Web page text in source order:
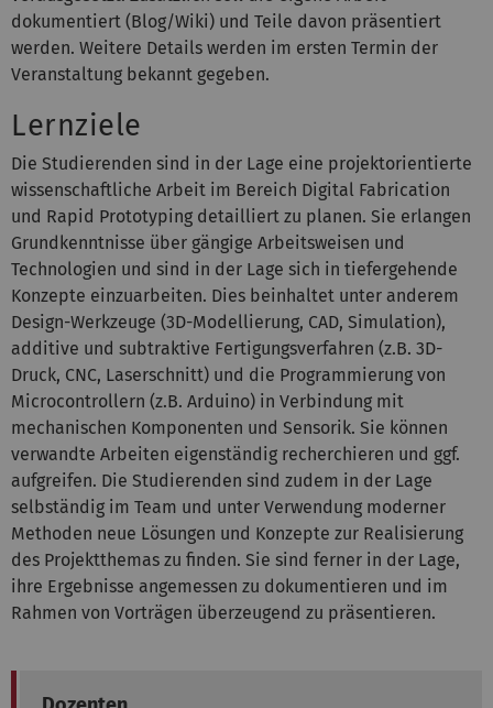
dokumentiert (Blog/Wiki) und Teile davon präsentiert
werden. Weitere Details werden im ersten Termin der
Veranstaltung bekannt gegeben.
Lernziele
Die Studierenden sind in der Lage eine projektorientierte
wissenschaftliche Arbeit im Bereich Digital Fabrication
und Rapid Prototyping detailliert zu planen. Sie erlangen
Grundkenntnisse über gängige Arbeitsweisen und
Technologien und sind in der Lage sich in tiefergehende
Konzepte einzuarbeiten. Dies beinhaltet unter anderem
Design-Werkzeuge (3D-Modellierung, CAD, Simulation),
additive und subtraktive Fertigungsverfahren (z.B. 3D-
Druck, CNC, Laserschnitt) und die Programmierung von
Microcontrollern (z.B. Arduino) in Verbindung mit
mechanischen Komponenten und Sensorik. Sie können
verwandte Arbeiten eigenständig recherchieren und ggf.
aufgreifen. Die Studierenden sind zudem in der Lage
selbständig im Team und unter Verwendung moderner
Methoden neue Lösungen und Konzepte zur Realisierung
des Projektthemas zu finden. Sie sind ferner in der Lage,
ihre Ergebnisse angemessen zu dokumentieren und im
Rahmen von Vorträgen überzeugend zu präsentieren.